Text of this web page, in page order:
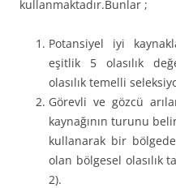
kullanmaktadır.Bunlar ;
Potansiyel iyi
eşitlik 5 olasılık
olasılık temelli
Görevli ve gözcü
kaynağının turunu
kullanarak bir
olan bölgesel olasılık
2).